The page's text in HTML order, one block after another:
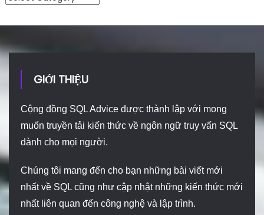
GIỚI THIỆU
Cộng đồng SQL Advice được thành lập với mong
muốn truyền tải kiến thức về ngôn ngữ truy vấn SQL
dành cho mọi người.
Chúng tôi mang đến cho bạn những bài viết mới
nhất về SQL cũng như cập nhật những kiến thức mới
nhất liên quan đến công nghệ và lập trình.